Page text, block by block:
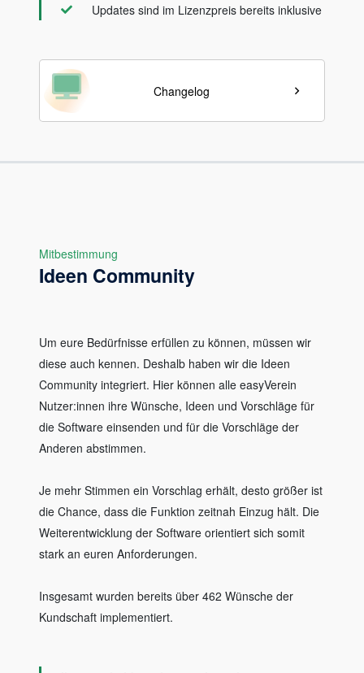
Updates sind im Lizenzpreis bereits inklusive
Changelog
Mitbestimmung
Ideen Community
Um eure Bedürfnisse erfüllen zu können, müssen wir
diese auch kennen. Deshalb haben wir die Ideen
Community integriert. Hier können alle easyVerein
Nutzer:innen ihre Wünsche, Ideen und Vorschläge für
die Software einsenden und für die Vorschläge der
Anderen abstimmen.
Je mehr Stimmen ein Vorschlag erhält, desto größer ist
die Chance, dass die Funktion zeitnah Einzug hält. Die
Weiterentwicklung der Software orientiert sich somit
stark an euren Anforderungen.
Insgesamt wurden bereits über 462 Wünsche der
Kundschaft implementiert.